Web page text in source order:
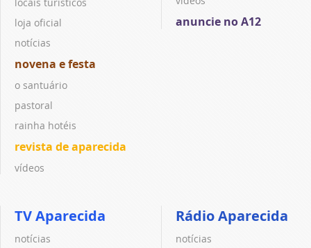
loja oficial
notícias
novena e festa
o santuário
pastoral
rainha hotéis
revista de aparecida
vídeos
anuncie no A12
TV Aparecida
notícias
Rádio Aparecida
notícias